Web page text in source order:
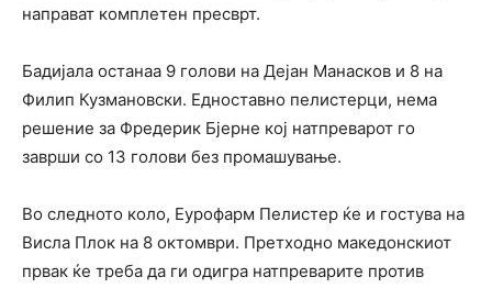
направат комплетен пресврт.
Бадијала останаа 9 голови на Дејан Манасков и 8 на
Филип Кузмановски. Едноставно пелистерци, нема
решение за Фредерик Бјерне кој натпреварот го
заврши со 13 голови без промашување.
Во следното коло, Еурофарм Пелистер ќе и гостува на
Висла Плок на 8 октомври. Претходно македонскиот
првак ќе треба да ги одигра натпреварите против